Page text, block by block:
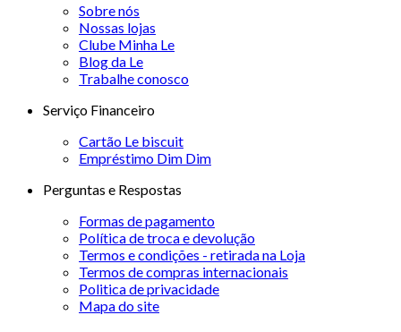
Sobre nós
Nossas lojas
Clube Minha Le
Blog da Le
Trabalhe conosco
Serviço Financeiro
Cartão Le biscuit
Empréstimo Dim Dim
Perguntas e Respostas
Formas de pagamento
Política de troca e devolução
Termos e condições - retirada na Loja
Termos de compras internacionais
Politica de privacidade
Mapa do site